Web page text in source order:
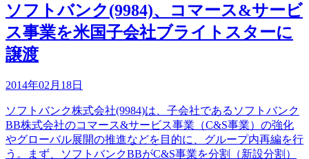
ソフトバンク(9984)、コマース&サービ
ス事業を米国子会社ブライトスターに
譲渡
2014年02月18日
ソフトバンク株式会社(9984)は、子会社であるソフトバンク
BB株式会社のコマース&サービス事業（C&S事業）の強化
やグローバル展開の推進などを目的に、グループ内再編を行
う。まず、ソフトバンクBBがC&S事業を分割（新設分割）